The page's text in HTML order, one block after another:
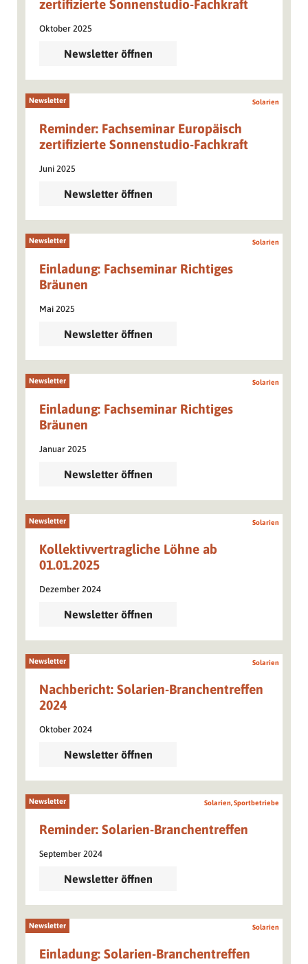
zertifizierte Sonnenstudio-Fachkraft
Oktober 2025
Newsletter öffnen
Newsletter
Reminder: Fachseminar Europäisch
zertifizierte Sonnenstudio-Fachkraft
Juni 2025
Solarien
Newsletter öffnen
Newsletter
Einladung: Fachseminar Richtiges
Bräunen
Mai 2025
Solarien
Newsletter öffnen
Newsletter
Einladung: Fachseminar Richtiges
Bräunen
Januar 2025
Solarien
Newsletter öffnen
Newsletter
Kollektivvertragliche Löhne ab
01.01.2025
Dezember 2024
Solarien
Newsletter öffnen
Newsletter
Nachbericht: Solarien-Branchentreffen
2024
Oktober 2024
Solarien
Newsletter öffnen
Newsletter
Reminder: Solarien-Branchentreffen
September 2024
Solarien, Sportbetriebe
Newsletter öffnen
Newsletter
Einladung: Solarien-Branchentreffen
Solarien